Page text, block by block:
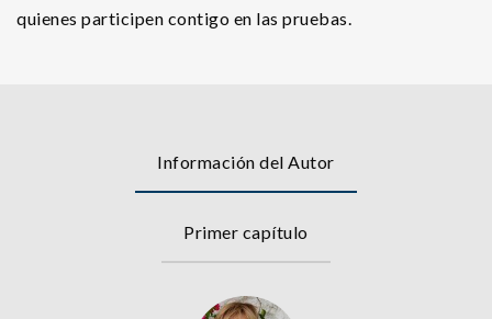
quienes participen contigo en las pruebas.
Información del Autor
Primer capítulo